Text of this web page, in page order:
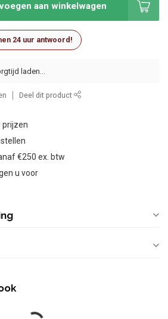
aan winkelwagen
24 uur antwoord!
Deel dit product
prijzen
€250 ex. btw
u voor